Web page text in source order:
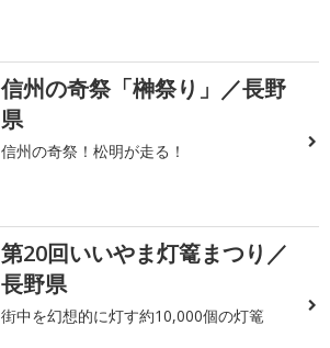
信州の奇祭「榊祭り」／長野
県
信州の奇祭！松明が走る！
第20回いいやま灯篭まつり／
長野県
街中を幻想的に灯す約10,000個の灯篭